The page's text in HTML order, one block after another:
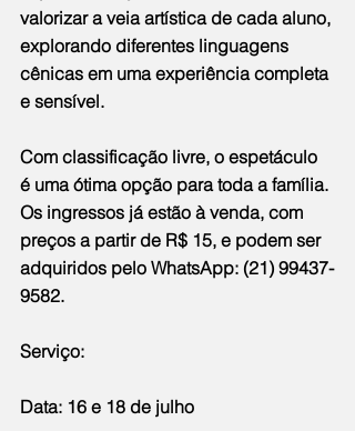
valorizar a veia artística de cada aluno,
explorando diferentes linguagens
cênicas em uma experiência completa
e sensível.
Com classificação livre, o espetáculo
é uma ótima opção para toda a família.
Os ingressos já estão à venda, com
preços a partir de R$ 15, e podem ser
adquiridos pelo WhatsApp: (21) 99437-
9582.
Serviço:
Data: 16 e 18 de julho